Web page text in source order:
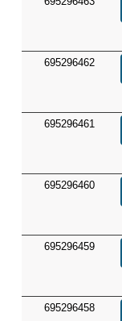
695296462
695296461
695296460
695296459
695296458